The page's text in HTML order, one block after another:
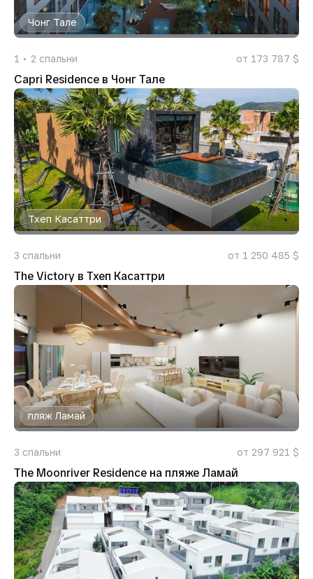
Чонг Тале
1 2 спальни от 173 787 $
Capri Residence в Чонг Тале
Тхеп Касаттри
3 спальни от 1 250 485 $
The Victory в Тхеп Касаттри
пляж Ламай
3 спальни от 297 921 $
The Moonriver Residence на пляже Ламай